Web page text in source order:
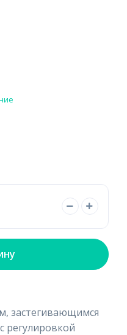
застегивающимся
регулировкой